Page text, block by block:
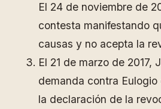
El 24 de noviembre de
contesta manifestando
causas y no acepta la
El 21 de marzo de 2017,
demanda contra
la declaración de la